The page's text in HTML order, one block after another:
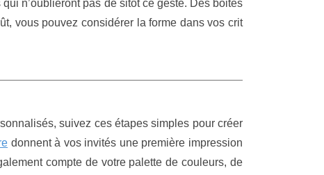
n’oublieront pas de sitôt ce geste. Des boites
vous pouvez considérer la forme dans vos crit
suivez ces étapes simples pour créer
donnent à vos invités une première impression
compte de votre palette de couleurs, de